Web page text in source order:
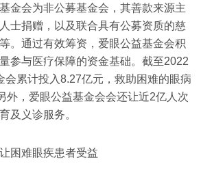
金会为非公募基金会，其善款来源主
士捐赠，以及联合具有公募资质的慈
。通过有效筹资，爱眼公益基金会积
参与医疗保障的资金基础。截至2022
会累计投入8.27亿元，救助困难的眼病
外，爱眼公益基金会会还让近2亿人次
及义诊服务。
困难眼疾患者受益